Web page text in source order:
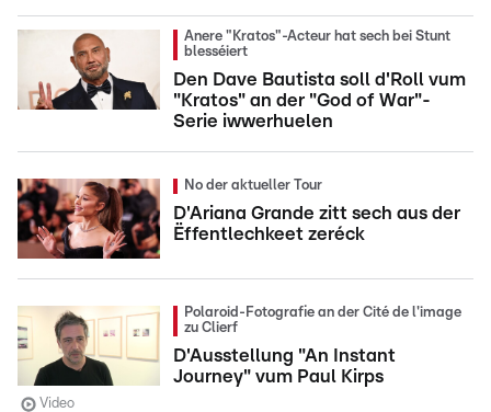
Anere "Kratos"-Acteur hat sech bei Stunt
blesséiert
Den Dave Bautista soll d'Roll vum
"Kratos" an der "God of War"-
Serie iwwerhuelen
No der aktueller Tour
D'Ariana Grande zitt sech aus der
Ëffentlechkeet zeréck
Polaroid-Fotografie an der Cité de l'image
zu Clierf
D'Ausstellung "An Instant
Journey" vum Paul Kirps
Video